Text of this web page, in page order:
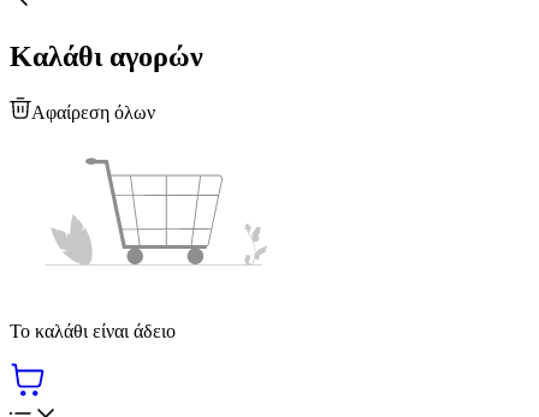
Καλάθι αγορών
Αφαίρεση όλων
Το καλάθι είναι άδειο